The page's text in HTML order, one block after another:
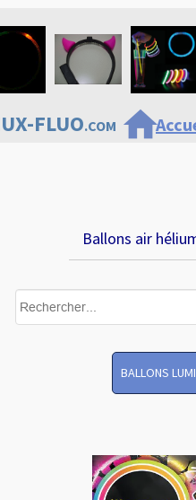
FLUO.COMhome
Ballons air
BALLONS